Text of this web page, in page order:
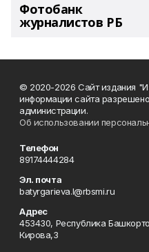
Фотобанк
журналистов РБ
© 2020-2026 Сайт издания
информации сайта
администрации.
Об использовании
Телефон
89174444284
Эл. почта
batyrgarieva.l@rbsmi.ru
Адрес
453430, Республика
Кирова,3